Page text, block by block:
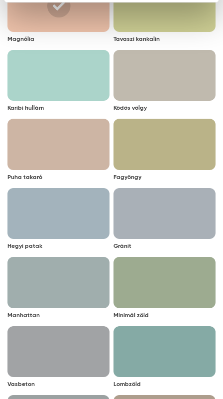
Magnólia Tavaszi kankalin
Karibi hullám Ködös völgy
Puha takaró Fagyöngy
Hegyi patak Gránit
Manhattan Minimál zöld
Vasbeton Lombzöld